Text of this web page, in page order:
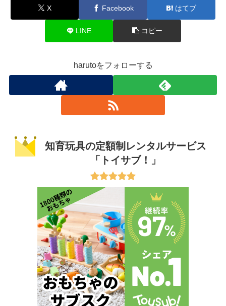
X Facebook はてブ
LINE コピー
harutoをフォローする
知育玩具の定額制レンタルサービス
「トイサブ！」